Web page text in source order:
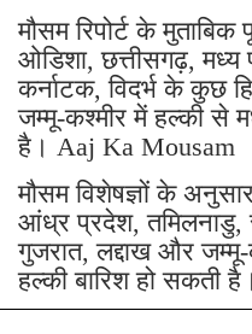
मौसम रिपोर्ट के मुताबिक
ओडिशा, छत्तीसगढ़, मध्य
कर्नाटक, विदर्भ के कुछ
जम्मू-कश्मीर में हल्की से
है। Aaj Ka Mousam
मौसम विशेषज्ञों के
आंध्र प्रदेश, तमिलनाडु,
गुजरात, लद्दाख और
हल्की बारिश हो सकती है।